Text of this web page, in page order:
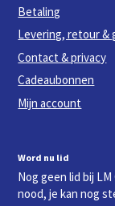
Betaling
Levering, retour &
Contact & privacy
Cadeaubonnen
Mijn account
Word nu lid
Nog geen lid bij
nood, je kan nog